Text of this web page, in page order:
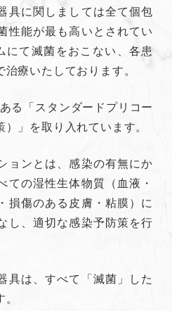
具に関しましては全て個包
性能が最も高いとされてい
にて滅菌をおこない、各患
療いたしております。
る「スタンダードプリコー
」を取り入れています。
ョンとは、感染の有無にか
ての湿性生体物質（血液・
損傷のある皮膚・粘膜）に
し、適切な感染予防策を行
具は、すべて「滅菌」した